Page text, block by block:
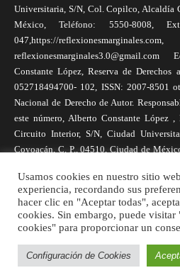
Universitaria, S/N, Col. Copilco, Alcaldía
México, Teléfono: 5550-8008,
047,https://reflexionesmarginales.com,
Constante López, Reserva de
052718494700- 102, ISSN: 2007-8501
Nacional de Derecho de Autor.
este número, Alberto Constante López
Circuito Interior, S/N, Ciudad
Coyoacán, C. P., 04510, Ciudad de
necesariamente reflejan la postura de la
Autónoma de México. Los autores son
sus artículos. Se autoriza la reproducción
publicados siempre y cuando se cite la
electrónica de la publicación.
Usamos cookies en nuestro sitio
experiencia, recordando sus
hacer clic en "Aceptar todas",
cookies. Sin embargo, puede
cookies" para proporcionar un
Configuración de Cookies